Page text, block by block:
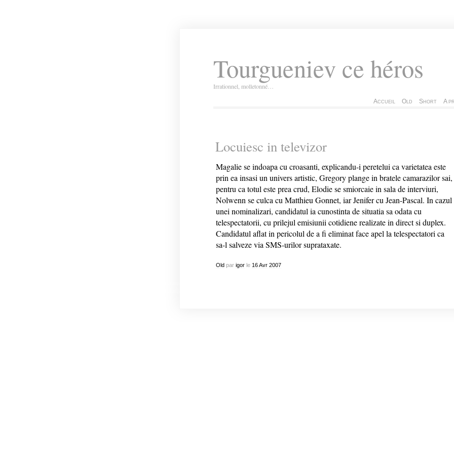
Tourgueniev ce héros
Irrationnel, molletonné…
Accueil Old Short A
Locuiesc in televizor
Magalie se indoapa cu croasanti, explicandu-i peretelui ca varietatea este
prin ea insasi un univers artistic, Gregory plange in bratele camarazilor sai,
pentru ca totul este prea crud, Elodie se smiorcaie in sala de interviuri,
Nolwenn se culca cu Matthieu Gonnet, iar Jenifer cu Jean-Pascal. In cazul
unei nominalizari, candidatul ia cunostinta de situatia sa odata cu
telespectatorii, cu prilejul emisiunii cotidiene realizate in direct si duplex.
Candidatul aflat in pericolul de a fi eliminat face apel la telespectatori ca
sa-l salveze via SMS-urilor suprataxate.
Oldpar igorle 16 Avr 2007